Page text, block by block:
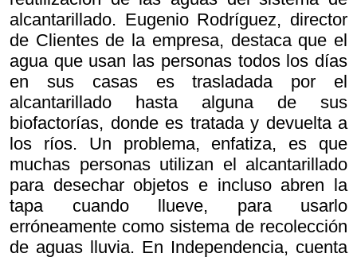
alcantarillado. Eugenio Rodríguez, director
de Clientes de la empresa, destaca que el
agua que usan las personas todos los días
en sus casas es trasladada por el
alcantarillado hasta alguna de sus
biofactorías, donde es tratada y devuelta a
los ríos. Un problema, enfatiza, es que
muchas personas utilizan el alcantarillado
para desechar objetos e incluso abren la
tapa cuando llueve, para usarlo
erróneamente como sistema de recolección
de aguas lluvia. En Independencia, cuenta